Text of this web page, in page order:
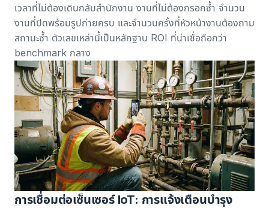
เวลาที่ไม่ต้องเดินกลับสำนักงาน งานที่ไม่ต้องกรอกซ้ำ จำนวน
งานที่ปิดพร้อมรูปถ่ายครบ และจำนวนครั้งที่หัวหน้างานต้องถาม
สถานะซ้ำ ตัวเลขเหล่านี้เป็นหลักฐาน ROI ที่น่าเชื่อถือกว่า
benchmark กลาง
การเชื่อมต่อเซ็นเซอร์ IoT: การแจ้งเตือนบำรุง